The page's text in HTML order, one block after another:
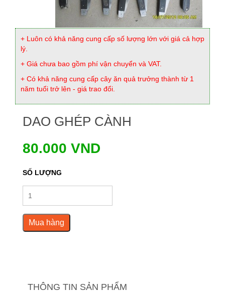
+ Luôn có khả năng cung cấp số lượng lớn với giá cả hợp
lý.
+ Giá chưa bao gồm phí vận chuyển và VAT.
+ Có khả năng cung cấp cây ăn quả trưởng thành từ 1
năm tuổi trở lên - giá trao đổi.
DAO GHÉP CÀNH
80.000 VND
SỐ LƯỢNG
Mua hàng
THÔNG TIN SẢN PHẨM